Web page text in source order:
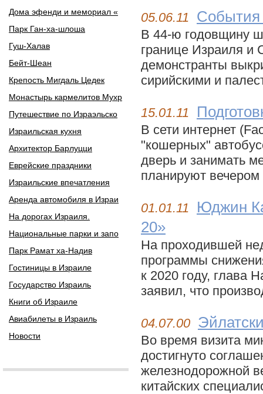
Дома эфенди и мемориал «
Парк Ган-ха-шлоша
Гуш-Халав
Бейт-Шеан
Крепость Мигдаль Цедек
Монастырь кармелитов Мухр
Путешествие по Израэльско
Израильская кухня
Архитектор Барлуцци
Еврейские праздники
Израильские впечатления
Аренда автомобиля в Израи
На дорогах Израиля.
Национальные парки и запо
Парк Рамат ха-Надив
Гостиницы в Израиле
Государство Израиль
Книги об Израиле
Авиабилеты в Израиль
Новости
05.06.11 События
В 44-ю годовщину
границе Израиля
демонстранты
сирийскими и
15.01.11
В сети интернет
"кошерных"
дверь и занимать
планируют вечером
01.01.11
Юджин
20»
На проходившей
программы
к 2020 году, глава
заявил, что
04.07.00
Во время визита
достигнуто
железнодорожной
китайских